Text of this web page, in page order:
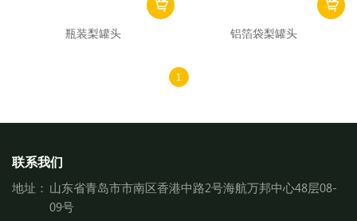
瓶装梨罐头 铝箔袋梨罐头
1
联系我们
地址： 山东省青岛市市南区香港中路2号海航万邦中心48层08-
09号